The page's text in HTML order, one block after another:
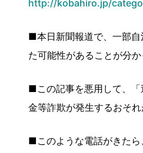
http://kobahiro.jp/
■本日新聞報道で、一部自
た可能性があることが分
■この記事を悪用して、「
金等詐欺が発生するおそれ
■このような電話がきたら